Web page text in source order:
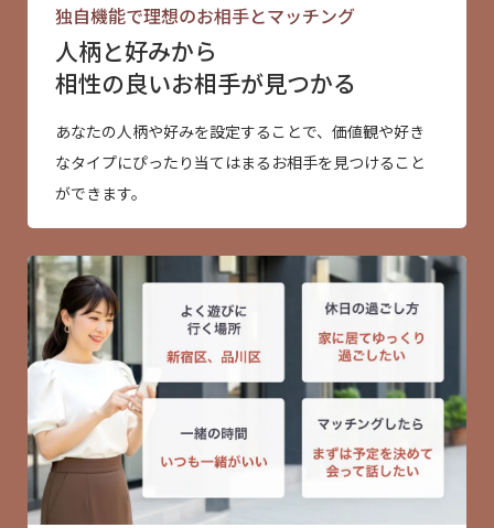
独自機能で理想のお相手とマッチング
人柄と好みから
相性の良いお相手が見つかる
あなたの人柄や好みを設定することで、価値観や好き
なタイプにぴったり当てはまるお相手を見つけること
ができます。